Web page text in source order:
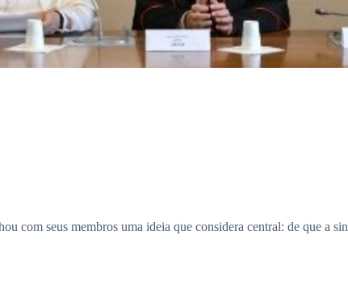
seus membros uma ideia que considera central: de que a